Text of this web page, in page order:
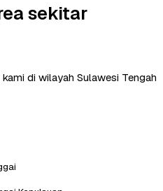
sekitar
di wilayah Sulawesi Tengah